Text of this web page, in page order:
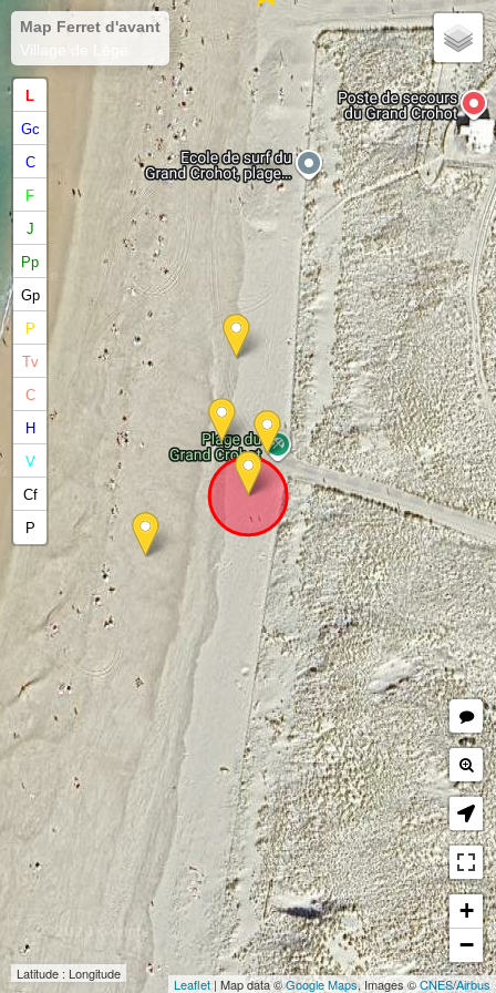
Map Ferret d'avant
Village de Lège
L
Gc
C
F
J
Pp
Gp
P
Tv
C
H
V
Cf
P
Latitude : Longitude
+
−
Leaflet | Map data ©Google Maps, Images ©CNES/Airbus